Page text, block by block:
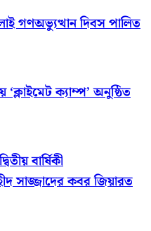
গণঅভ্যুত্থান দিবস পালিত
ক্যাম্প’ অনুষ্ঠিত
বার্ষিকী
সাজ্জাদের কবর জিয়ারত